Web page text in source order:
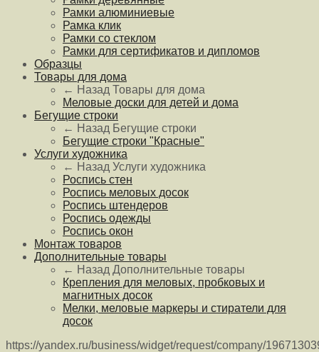
Рамки алюминиевые
Рамка клик
Рамки со стеклом
Рамки для сертификатов и дипломов
Образцы
Товары для дома
← Назад Товары для дома
Меловые доски для детей и дома
Бегущие строки
← Назад Бегущие строки
Бегущие строки "Красные"
Услуги художника
← Назад Услуги художника
Роспись стен
Роспись меловых досок
Роспись штендеров
Роспись одежды
Роспись окон
Монтаж товаров
Дополнительные товары
← Назад Дополнительные товары
Крепления для меловых, пробковых и
магнитных досок
Мелки, меловые маркеры и стиратели для
досок
https://yandex.ru/business/widget/request/company/